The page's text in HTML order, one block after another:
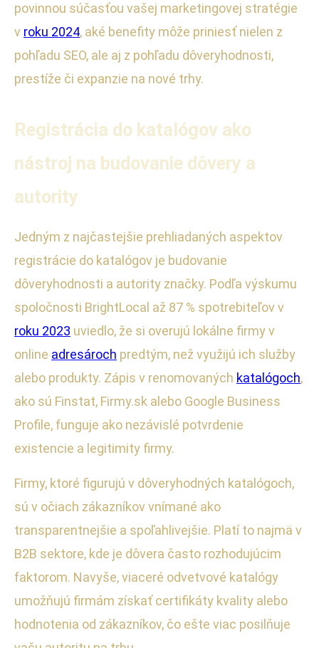
povinnou súčasťou vašej marketingovej stratégie
v roku 2024, aké benefity môže priniesť nielen z
pohľadu SEO, ale aj z pohľadu dôveryhodnosti,
prestíže či expanzie na nové trhy.
Registrácia do katalógov ako
nástroj na budovanie dôvery a
autority
Jedným z najčastejšie prehliadaných aspektov
registrácie do katalógov je budovanie
dôveryhodnosti a autority značky. Podľa výskumu
spoločnosti BrightLocal až 87 % spotrebiteľov v
roku 2023 uviedlo, že si overujú lokálne firmy v
online adresároch predtým, než využijú ich služby
alebo produkty. Zápis v renomovaných katalógoch,
ako sú Finstat, Firmy.sk alebo Google Business
Profile, funguje ako nezávislé potvrdenie
existencie a legitimity firmy.
Firmy, ktoré figurujú v dôveryhodných katalógoch,
sú v očiach zákazníkov vnímané ako
transparentnejšie a spoľahlivejšie. Platí to najmä v
B2B sektore, kde je dôvera často rozhodujúcim
faktorom. Navyše, viaceré odvetvové katalógy
umožňujú firmám získať certifikáty kvality alebo
hodnotenia od zákazníkov, čo ešte viac posilňuje